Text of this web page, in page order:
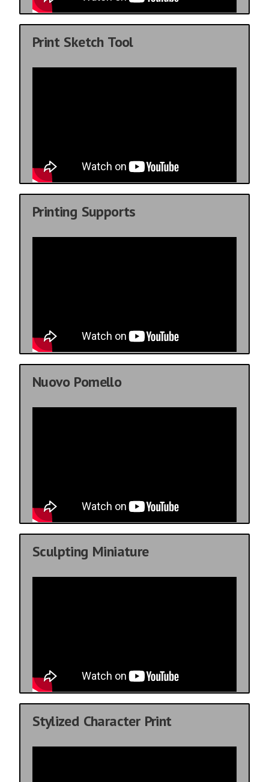
Print Sketch Tool
Printing Supports
Nuovo Pomello
Sculpting Miniature
Stylized Character Print